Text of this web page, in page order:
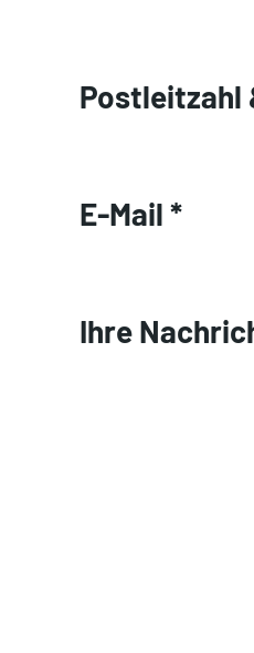
Postleitzahl
E-Mail *
Ihre